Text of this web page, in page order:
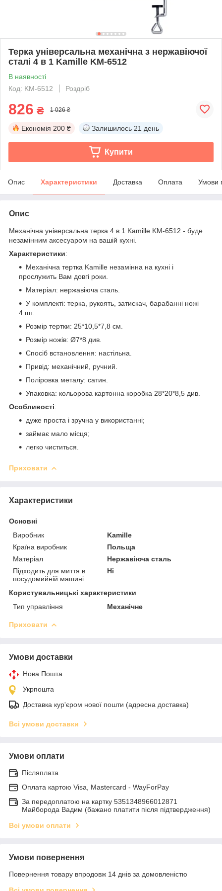
Терка універсальна механічна з нержавіючої
сталі 4 в 1 Kamille KM-6512
В наявності
Код: KM-6512
Роздріб
826 ₴ 1 026 ₴
Економія 200 ₴ Залишилось 21 день
Купити
Опис Характеристики Доставка Оплата Умови
Опис
Механічна універсальна терка 4 в 1 Kamille KM-6512 - буде
незамінним аксесуаром на вашій кухні.
Характеристики:
Механічна тертка Kamille незамінна на кухні і
прослужить Вам довгі роки.
Матеріал: нержавіюча сталь.
У комплекті: терка, рукоять, затискач, барабанні ножі
4 шт.
Розмір тертки: 25*10,5*7,8 см.
Розмір ножів: Ø7*8 див.
Спосіб встановлення: настільна.
Привід: механічний, ручний.
Поліровка металу: сатин.
Упаковка: кольорова картонна коробка 28*20*8,5 див.
Особливості:
дуже проста і зручна у використанні;
займає мало місця;
легко чиститься.
Приховати
Характеристики
Основні
Виробник
Kamille
Країна виробник
Польща
Матеріал
Нержавіюча сталь
Підходить для миття в
посудомийній машині
Ні
Користувальницькі характеристики
Тип управління
Механічне
Приховати
Умови доставки
Нова Пошта
Укрпошта
Доставка кур'єром нової пошти (адресна доставка)
Всі умови доставки
Умови оплати
Післяплата
Оплата картою Visa, Mastercard - WayForPay
За передоплатою на картку 5351348966012871
Майборода Вадим (бажано платити після підтвердження)
Всі умови оплати
Умови повернення
Повернення товару впродовж 14 днів за домовленістю